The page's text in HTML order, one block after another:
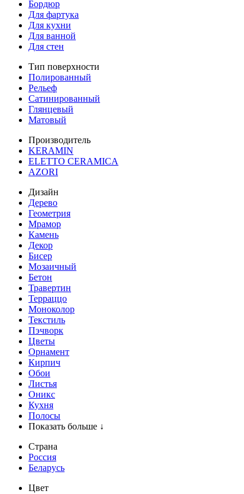
Бордюр
Для фартука
Для кухни
Для ванной
Для стен
Тип поверхности
Полированный
Рельеф
Сатинированный
Глянцевый
Матовый
Производитель
KERAMIN
ELETTO CERAMICA
AZORI
Дизайн
Дерево
Геометрия
Мрамор
Камень
Декор
Бисер
Мозаичный
Бетон
Травертин
Терраццо
Моноколор
Текстиль
Пэчворк
Цветы
Орнамент
Кирпич
Обои
Листья
Оникс
Кухня
Полосы
Показать больше ↓
Страна
Россия
Беларусь
Цвет